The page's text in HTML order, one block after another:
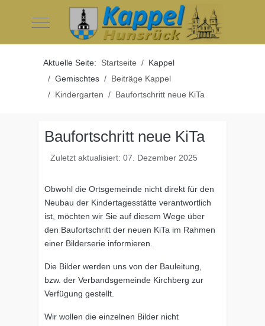
Mobile Menu Toggle
Aktuelle Seite: Startseite
Kappel
Gemischtes
Beiträge Kappel
Kindergarten
Baufortschritt neue KiTa
Baufortschritt neue KiTa
Zuletzt aktualisiert: 07. Dezember 2025
Obwohl die Ortsgemeinde nicht direkt für den
Neubau der Kindertagesstätte verantwortlich
ist, möchten wir Sie auf diesem Wege über
den Baufortschritt der neuen KiTa im Rahmen
einer Bilderserie informieren.
Die Bilder werden uns von der Bauleitung,
bzw. der Verbandsgemeinde Kirchberg zur
Verfügung gestellt.
Wir wollen die einzelnen Bilder nicht